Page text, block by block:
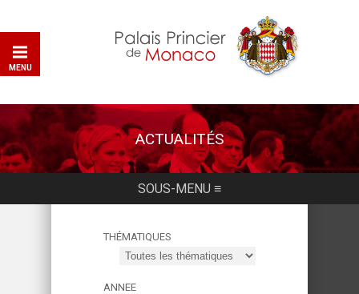
MENU
ACTUALITÉS
THÉMATIQUES
ANNEE
SOUS-MENU ≡